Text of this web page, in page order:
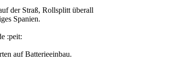
der Straß, Rollsplitt überall
Spanien.
:peit:
auf Batterieeinbau.